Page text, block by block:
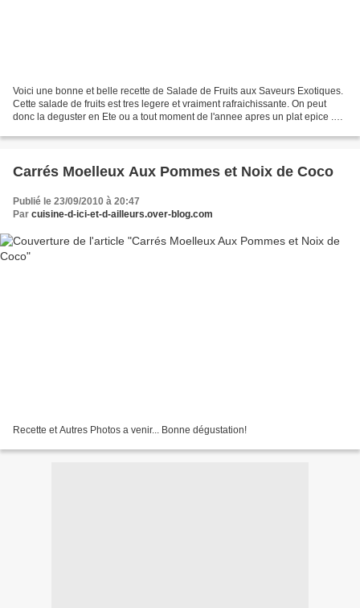
Voici une bonne et belle recette de Salade de Fruits aux Saveurs Exotiques.
Cette salade de fruits est tres legere et vraiment rafraichissante. On peut
donc la deguster en Ete ou a tout moment de l'annee apres un plat epice .
Carrés Moelleux Aux Pommes et Noix de Coco
Publié le 23/09/2010 à 20:47
Par cuisine-d-ici-et-d-ailleurs.over-blog.com
Recette et Autres Photos a venir... Bonne dégustation!